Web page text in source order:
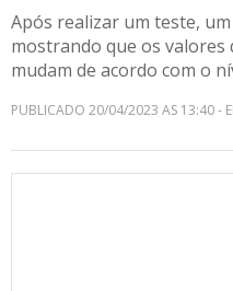
Após realizar um teste,
mostrando que os valores
mudam de acordo com o
PUBLICADO 20/04/2023 AS 13:40 -